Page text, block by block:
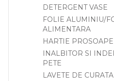
DETERGENT VASE
FOLIE ALUMINIU/
ALIMENTARA
HARTIE PROSOAPE
INALBITOR SI
PETE
LAVETE DE